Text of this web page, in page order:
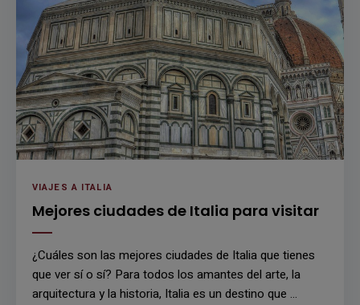
VIAJES A ITALIA
Mejores ciudades de Italia para visitar
¿Cuáles son las mejores ciudades de Italia que tienes
que ver sí o sí? Para todos los amantes del arte, la
arquitectura y la historia, Italia es un destino que …